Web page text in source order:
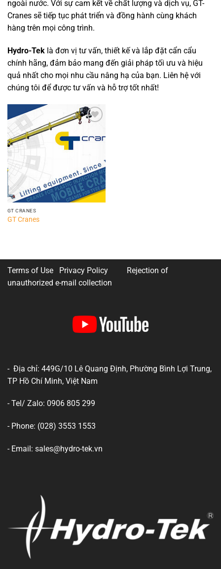
ngoài nước. Với sự cam kết về chất lượng và dịch vụ, GT-
Cranes sẽ tiếp tục phát triển và đồng hành cùng khách
hàng trên mọi công trình.
Hydro-Tek là đơn vị tư vấn, thiết kế và lắp đặt cẩn cẩu
chính hãng, đảm bảo mang đến giải pháp tối ưu và hiệu
quả nhất cho mọi nhu cầu nâng hạ của bạn. Liên hệ với
chúng tôi để được tư vấn và hỗ trợ tốt nhất!
wishlist
GT CRANES
GT Cranes
Terms of Use Privacy Policy
Rejection of
unauthorized e-mail collection
- Địa chỉ: 449G/10 Lê Quang Định, Phường Bình Lợi Trung,
TP Hồ Chí Minh, Việt Nam
- Tel/ Zalo: 0906 805 299
- Phone: (028) 3553 1553
- Email: sales@hydro-tek.vn